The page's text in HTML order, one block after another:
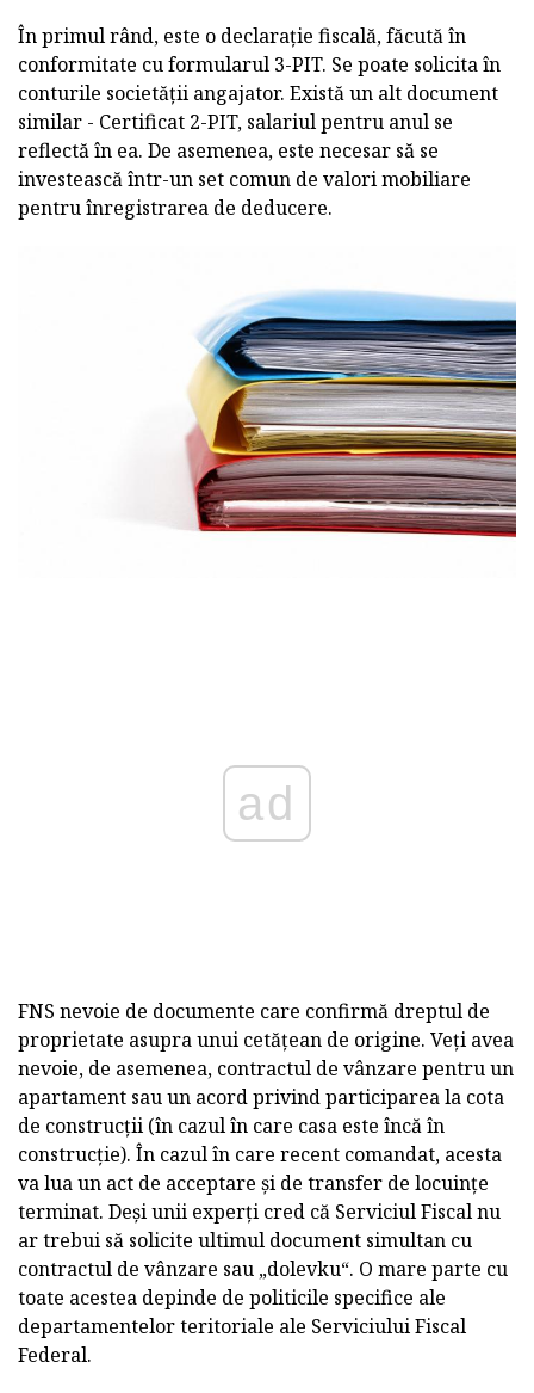
În primul rând, este o declarație fiscală, făcută în
conformitate cu formularul 3-PIT. Se poate solicita în
conturile societății angajator. Există un alt document
similar - Certificat 2-PIT, salariul pentru anul se
reflectă în ea. De asemenea, este necesar să se
investească într-un set comun de valori mobiliare
pentru înregistrarea de deducere.
ad
FNS nevoie de documente care confirmă dreptul de
proprietate asupra unui cetățean de origine. Veți avea
nevoie, de asemenea, contractul de vânzare pentru un
apartament sau un acord privind participarea la cota
de construcții (în cazul în care casa este încă în
construcție). În cazul în care recent comandat, acesta
va lua un act de acceptare și de transfer de locuințe
terminat. Deși unii experți cred că Serviciul Fiscal nu
ar trebui să solicite ultimul document simultan cu
contractul de vânzare sau „dolevku“. O mare parte cu
toate acestea depinde de politicile specifice ale
departamentelor teritoriale ale Serviciului Fiscal
Federal.